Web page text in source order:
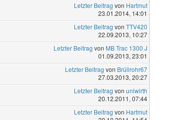
Letzter Beitrag von Hartmut
23.01.2014, 14:01
Letzter Beitrag von TTV420
22.09.2013, 10:27
Letzter Beitrag von MB Trac 1300 J
01.09.2013, 23:01
Letzter Beitrag von Brüllrohr67
27.03.2013, 20:27
Letzter Beitrag von uniwirth
20.12.2011, 07:44
Letzter Beitrag von Hartmut